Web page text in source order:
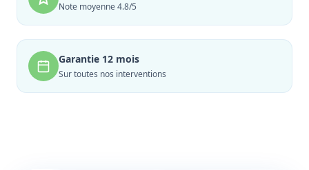
Note moyenne 4.8/5
Garantie 12 mois
Sur toutes nos interventions